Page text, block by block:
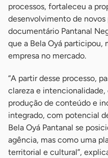
processos, fortaleceu a
desenvolvimento de
documentário Pantanal
que a Bela Oyá participou,
empresa no mercado.
“A partir desse processo,
clareza e
produção de conteúdo e
integrado, com potencial
Bela Oyá Pantanal se
agência, mas como uma
territorial e cultural”,